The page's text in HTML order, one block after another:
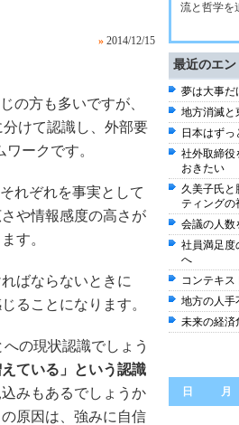
» 2014/12/15
の方も多いですが、
分けて認識し、外部要
ークです。
れぞれを事実として
や情報感度の高さが
す。
ばならないときに
ることになります。
の現状認識でしょう
ている」という認識
みもあるでしょうか
原因は、強みに自信
流と哲学を
最近のエ
夢は大事だ
地方消滅と
日本はず
社外取締役
おきたい
久美子氏
ティングの
会議の人数
社員満足度
へ
コンテキ
地方の人手
未来の経済
日 月